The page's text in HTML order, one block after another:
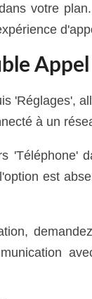
votre
Appel
'Réglages',
à un
'Téléphone'
est